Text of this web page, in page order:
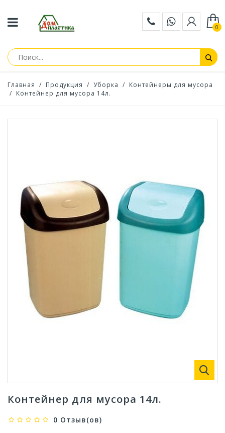
0
Главная / Продукция / Уборка / Контейнеры для мусора
/ Контейнер для мусора 14л.
Контейнер для мусора 14л.
0 Отзыв(ов)